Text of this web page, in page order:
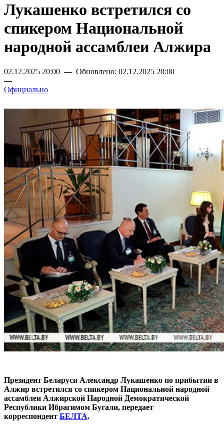
Лукашенко встретился со
спикером Национальной
народной ассамблеи Алжира
02.12.2025 20:00 — Обновлено: 02.12.2025 20:00
—
Официально
Президент Беларуси Александр Лукашенко по прибытии в
Алжир встретился со спикером Национальной народной
ассамблеи Алжирской Народной Демократической
Республики Ибрагимом Бугали, передает
корреспондент БЕЛТА.